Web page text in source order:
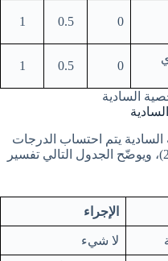
0
0.5
1
0
0.5
1
السادية
السادية يتم احتساب الدرجات
على مقياس مكون من ثلاث نقاط (0-2)، ويوضّح الجدول التالي تفسير
الإجراء
لا شيء